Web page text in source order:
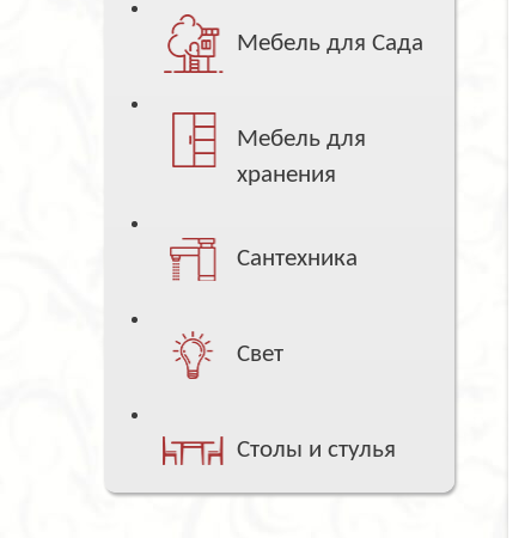
Мебель для Сада
Мебель для
хранения
Сантехника
Свет
Столы и стулья